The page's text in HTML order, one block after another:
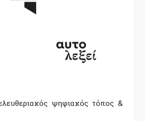
ψηφιακός τόπος &